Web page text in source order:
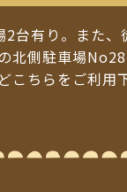
2台有り。また
北側駐車場
こちらをご利用